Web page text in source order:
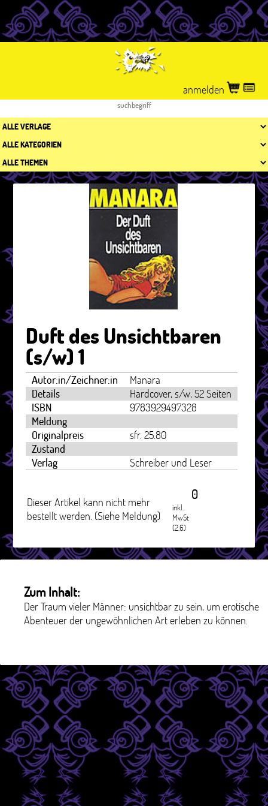
anmelden
Duft des Unsichtbaren
(s/w) 1
Autor:in/Zeichner:in
Manara
Details
Hardcover, s/w, 52 Seiten
ISBN
9783929497328
Meldung
Originalpreis
sfr. 25.80
Zustand
Verlag
Schreiber und Leser
Dieser Artikel kann nicht mehr
bestellt werden. (Siehe Meldung)
0
inkl.
MwSt
(2.6)
Zum Inhalt:
Der Traum vieler Männer: unsichtbar zu sein, um erotische
Abenteuer der ungewöhnlichen Art erleben zu können.